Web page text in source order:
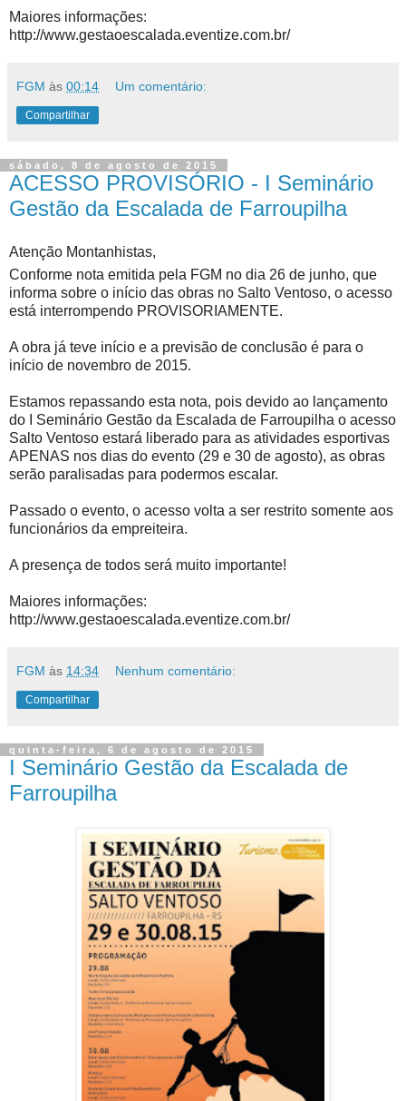
Maiores informações:
http://www.gestaoescalada.eventize.com.br/
FGM às 00:14 Um comentário:
Compartilhar
sábado, 8 de agosto de 2015
ACESSO PROVISÓRIO - I Seminário
Gestão da Escalada de Farroupilha
Atenção Montanhistas,
Conforme nota emitida pela FGM no dia 26 de junho, que
informa sobre o início das obras no Salto Ventoso, o acesso
está interrompendo PROVISORIAMENTE.
A obra já teve início e a previsão de conclusão é para o
início de novembro de 2015.
Estamos repassando esta nota, pois devido ao lançamento
do I Seminário Gestão da Escalada de Farroupilha o acesso
Salto Ventoso estará liberado para as atividades esportivas
APENAS nos dias do evento (29 e 30 de agosto), as obras
serão paralisadas para podermos escalar.
Passado o evento, o acesso volta a ser restrito somente aos
funcionários da empreiteira.
A presença de todos será muito importante!
Maiores informações:
http://www.gestaoescalada.eventize.com.br/
FGM às 14:34 Nenhum comentário:
Compartilhar
quinta-feira, 6 de agosto de 2015
I Seminário Gestão da Escalada de
Farroupilha